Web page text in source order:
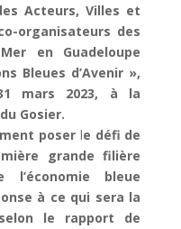
Acteurs, Villes et
organisateurs des
en Guadeloupe
Bleues d’Avenir »,
mars 2023, à la
Gosier.
poser le défi de
grande filière
bleue
à ce qui sera la
le rapport de